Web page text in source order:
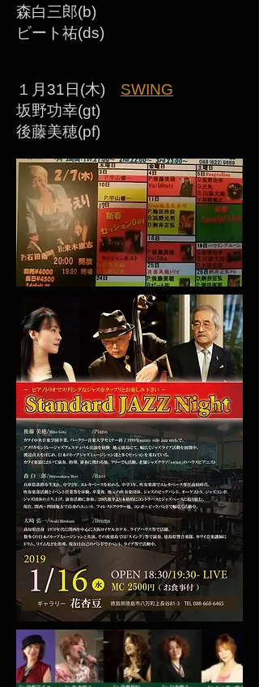
森白三郎(b)
ビート祐(ds)
１月31日(木) SWING
坂野功幸(gt)
後藤美穂(pf)